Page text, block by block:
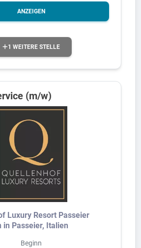
ANZEIGEN
1 WEITERE STELLE
(m/w)
Luxury Resort Passeier
in Passeier, Italien
Beginn